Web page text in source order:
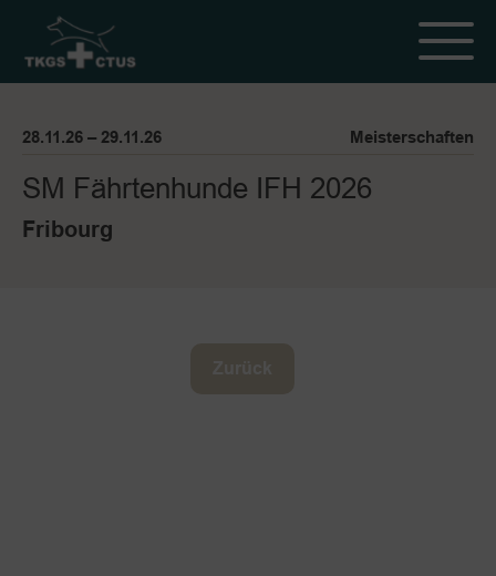
28.11.26 – 29.11.26 Meisterschaften
SM Fährtenhunde IFH 2026
Fribourg